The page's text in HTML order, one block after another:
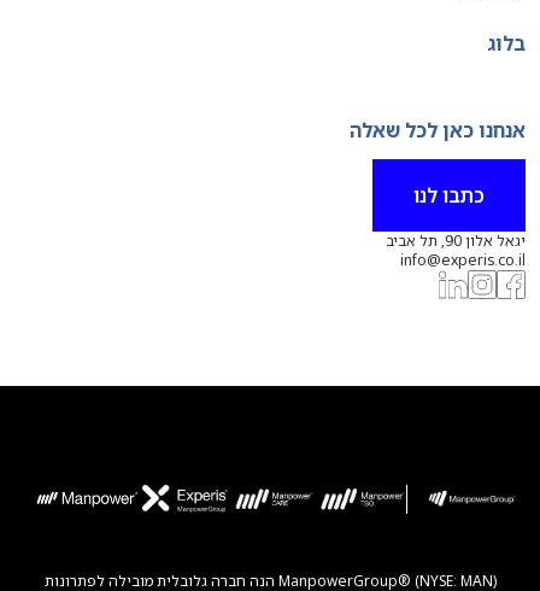
בלוג
אנחנו כאן לכל שאלה
כתבו לנו
יגאל אלון 90, תל אביב
info@experis.co.il
ManpowerGroup® (NYSE: MAN) הנה חברה גלובלית מובילה לפתרונות